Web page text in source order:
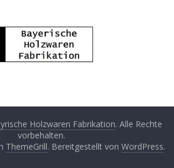
Holzwaren Fabrikation. Alle Rechte
vorbehalten.
ThemeGrill. Bereitgestellt von WordPress.